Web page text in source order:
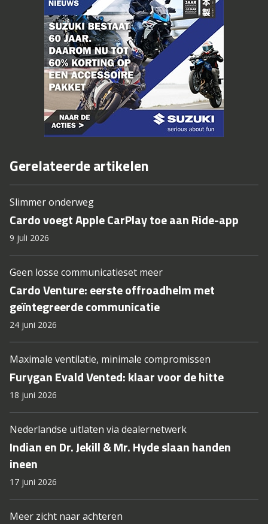
Gerelateerde artikelen
Slimmer onderweg
Cardo voegt Apple CarPlay toe aan Ride-app
9 juli 2026
Geen losse communicatieset meer
Cardo Venture: eerste offroadhelm met
geïntegreerde communicatie
24 juni 2026
Maximale ventilatie, minimale compromissen
Furygan Evald Vented: klaar voor de hitte
18 juni 2026
Nederlandse uitlaten via dealernetwerk
Indian en Dr. Jekill & Mr. Hyde slaan handen
ineen
17 juni 2026
Meer zicht naar achteren